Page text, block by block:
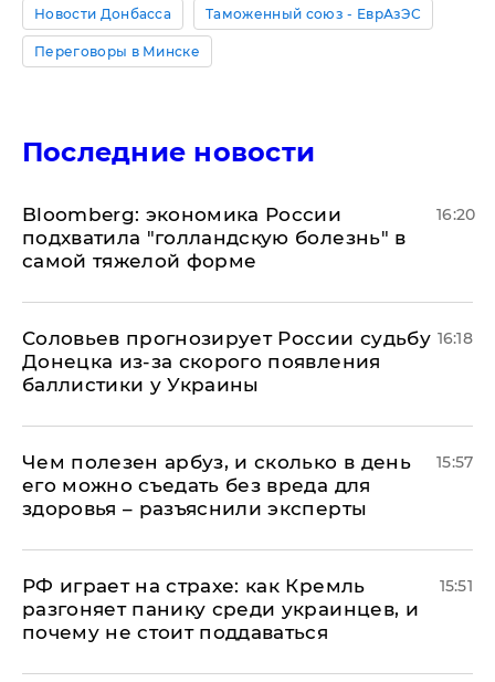
Новости Донбасса Таможенный союз - ЕврАзЭС
Переговоры в Минске
Последние новости
Bloomberg: экономика России
подхватила "голландскую болезнь" в
самой тяжелой форме
16:20
Соловьев прогнозирует России судьбу
Донецка из-за скорого появления
баллистики у Украины
16:18
Чем полезен арбуз, и сколько в день
его можно съедать без вреда для
здоровья – разъяснили эксперты
15:57
РФ играет на страхе: как Кремль
разгоняет панику среди украинцев, и
почему не стоит поддаваться
15:51